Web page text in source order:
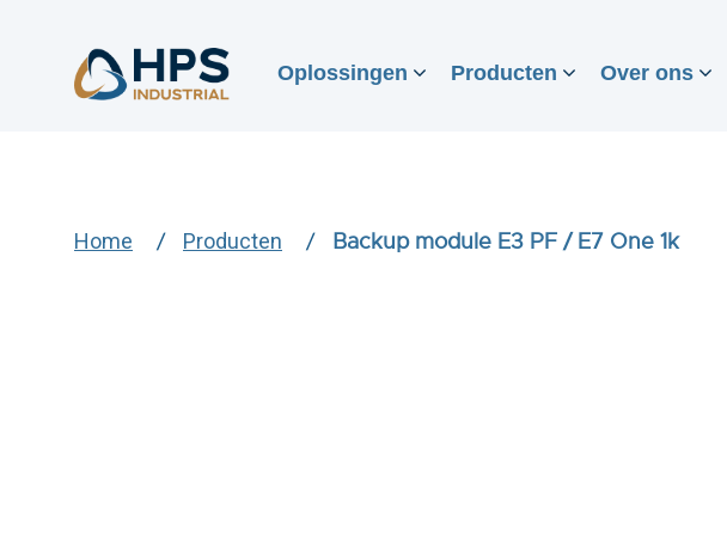
Oplossingen Producten Over ons
Home Producten Backup module E3 PF / E7 One 1k